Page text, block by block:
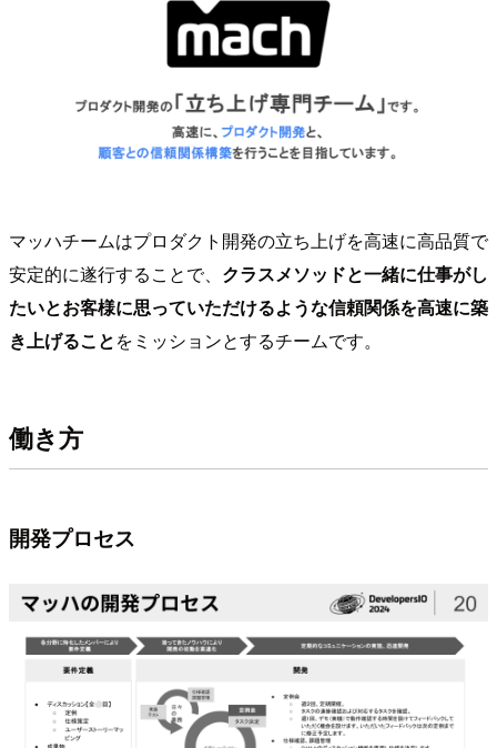
マッハチームはプロダクト開発の立ち上げを高速に高品質で
安定的に遂行することで、 クラスメソッドと一緒に仕事がし
たいとお客様に思っていただけるような信頼関係を高速に築
き上げることをミッションとするチームです。
働き方
開発プロセス